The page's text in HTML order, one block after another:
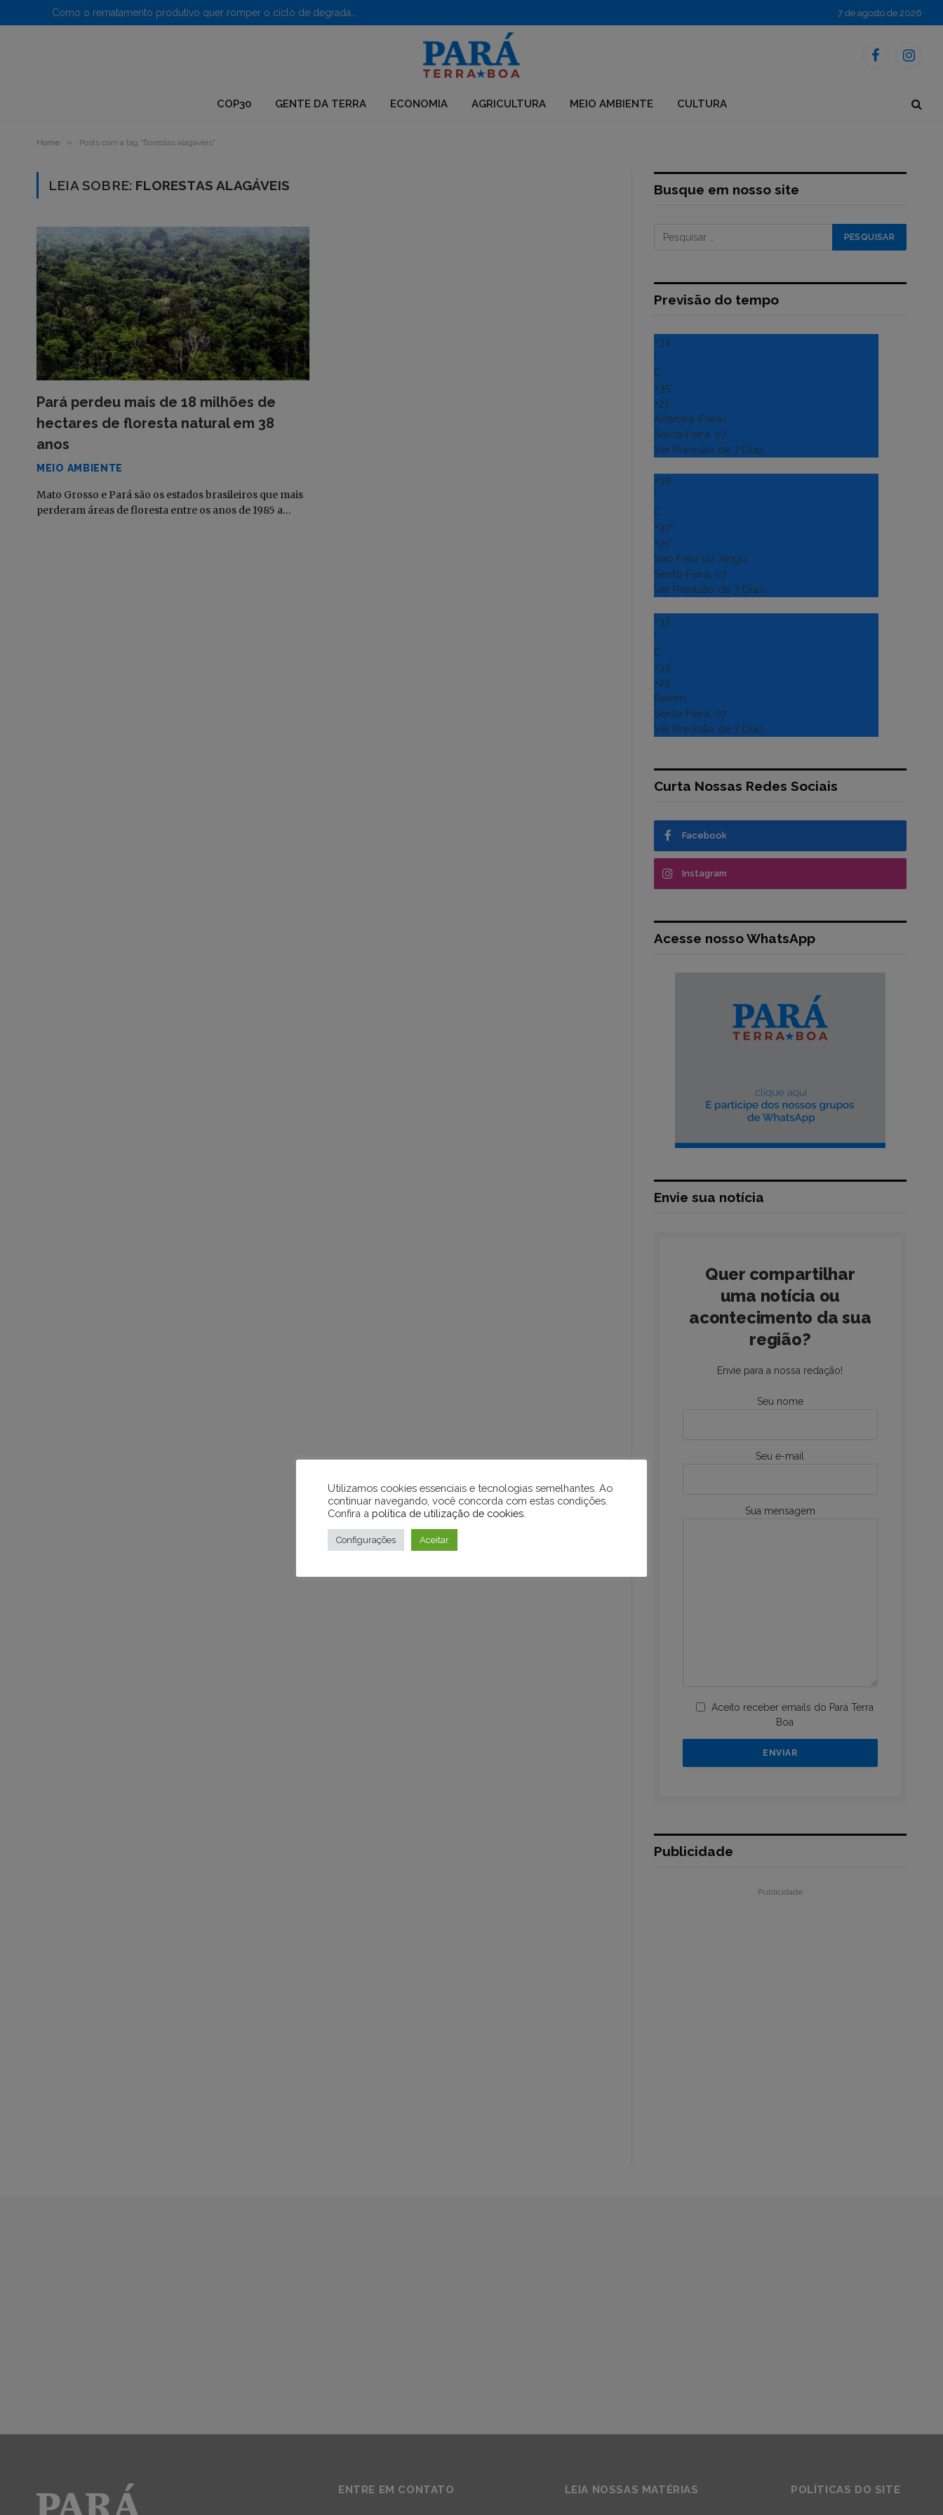
7 de agosto de 2026
Facebook
COP30 GENTE DA TERRA ECONOMIA AGRICULTURA MEIO AMBIENTE CULTURA
Home » Posts com a tag "florestas alagáveis"
LEIA SOBRE: FLORESTAS ALAGÁVEIS
Pará perdeu mais de 18 milhões de
hectares de floresta natural em 38
anos
MEIO AMBIENTE
Mato Grosso e Pará são os estados brasileiros que mais
perderam áreas de floresta entre os anos de 1985 a…
Busque em nosso site
Previsão do tempo
+34
°
C
+35°
+21°
Altamira (Para)
Sexta-Feira, 07
Ver Previsão de 7 Dias
+36
°
C
+37°
+21°
Sao Felix do Xingu
Sexta-Feira, 07
Ver Previsão de 7 Dias
+33
°
C
+33°
+23°
Belém
Sexta-Feira, 07
Ver Previsão de 7 Dias
Curta Nossas Redes Sociais
Facebook
Instagram
Acesse nosso WhatsApp
Envie sua notícia
Quer compartilhar
uma notícia ou
acontecimento da sua
região?
Envie para a nossa redação!
Seu nome
Seu e-mail
Sua mensagem
Aceito receber emails do Pará Terra
Boa
Publicidade
Publicidade
ENTRE EM CONTATO LEIA NOSSAS MATÉRIAS POLÍTICAS DO SITE
Utilizamos cookies essenciais e tecnologias semelhantes. Ao
continuar navegando, você concorda com estas condições.
Confira a política de utilização de cookies
Configurações Aceitar